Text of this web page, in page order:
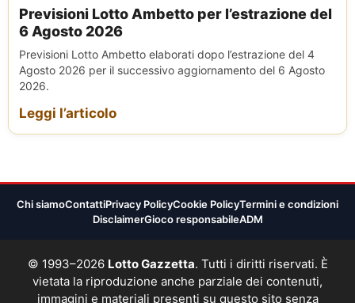
Previsioni Lotto Ambetto per l’estrazione del
6 Agosto 2026
Previsioni Lotto Ambetto elaborati dopo l’estrazione del 4
Agosto 2026 per il successivo aggiornamento del 6 Agosto
2026.
Leggi l’articolo
Chi siamoContattiPrivacy PolicyCookie PolicyTermini e condizioni
DisclaimerGioco responsabileADM
© 1993–2026 Lotto Gazzetta. Tutti i diritti riservati. È
vietata la riproduzione anche parziale dei contenuti,
immagini e materiali presenti su questo sito senza